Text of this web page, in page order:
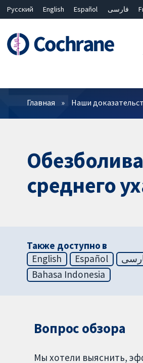
Русский English Español فارسی
Фильтры
Главная Наши
среднего
Также доступно в
English
Español
Bahasa Indonesia
Вопрос обзора
Мы хотели выяснить,